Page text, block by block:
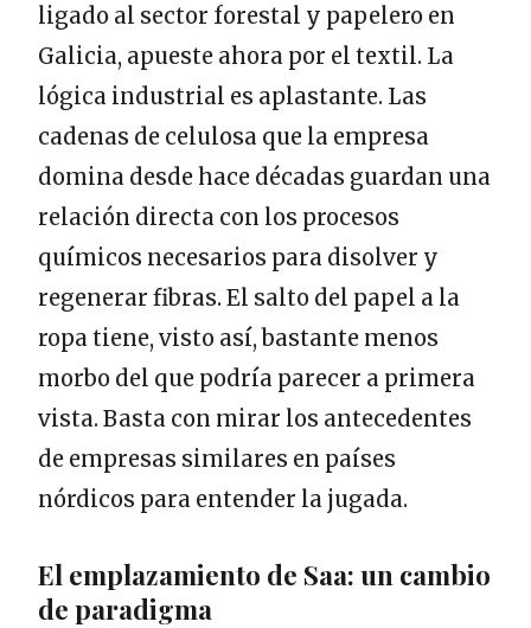
ligado al sector forestal y papelero en
Galicia, apueste ahora por el textil. La
lógica industrial es aplastante. Las
cadenas de celulosa que la empresa
domina desde hace décadas guardan una
relación directa con los procesos
químicos necesarios para disolver y
regenerar fibras. El salto del papel a la
ropa tiene, visto así, bastante menos
morbo del que podría parecer a primera
vista. Basta con mirar los antecedentes
de empresas similares en países
nórdicos para entender la jugada.
El emplazamiento de Saa: un cambio
de paradigma